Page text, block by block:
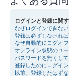
ログインと登録に関
なぜログインできない
登録は必ずしなけれ
なぜ自動的にログオ
オンライン状態のユ
パスワードを無くして
登録したのにログイン
以前、登録したはず